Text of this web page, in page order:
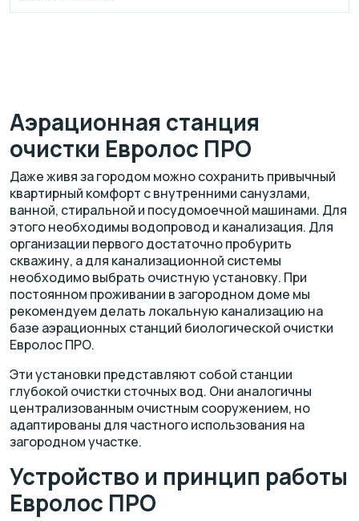
Аэрационная станция
очистки Евролос ПРО
Даже живя за городом можно сохранить привычный
квартирный комфорт с внутренними санузлами,
ванной, стиральной и посудомоечной машинами. Для
этого необходимы водопровод и канализация. Для
организации первого достаточно пробурить
скважину, а для канализационной системы
необходимо выбрать очистную установку. При
постоянном проживании в загородном доме мы
рекомендуем делать локальную канализацию на
базе аэрационных станций биологической очистки
Евролос ПРО.
Эти установки представляют собой станции
глубокой очистки сточных вод. Они аналогичны
централизованным очистным сооружением, но
адаптированы для частного использования на
загородном участке.
Устройство и принцип работы
Евролос ПРО